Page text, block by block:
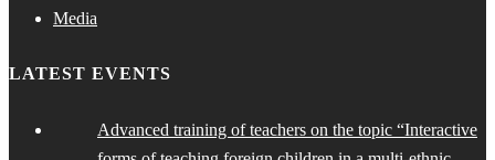
Media
LATEST EVENTS
Advanced training of teachers on the topic “Interactive